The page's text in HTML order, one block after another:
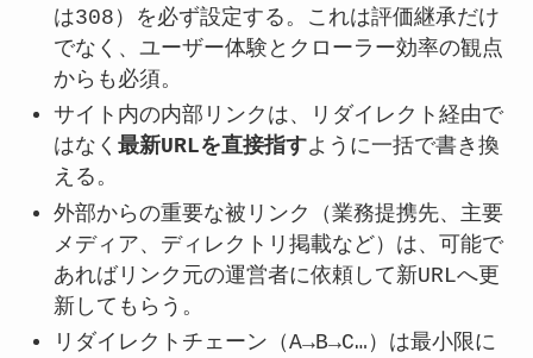
は308）を必ず設定する。これは評価継承だけ
でなく、ユーザー体験とクローラー効率の観点
からも必須。
サイト内の内部リンクは、リダイレクト経由で
はなく 最新URLを直接指すように一括で書き換
える。
外部からの重要な被リンク（業務提携先、主要
メディア、ディレクトリ掲載など）は、可能で
あればリンク元の運営者に依頼して新URLへ更
新してもらう。
リダイレクトチェーン（A→B→C…）は最小限に